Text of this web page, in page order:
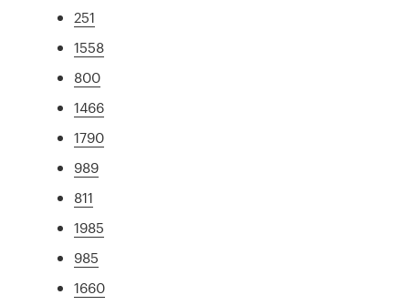
251
1558
800
1466
1790
989
811
1985
985
1660